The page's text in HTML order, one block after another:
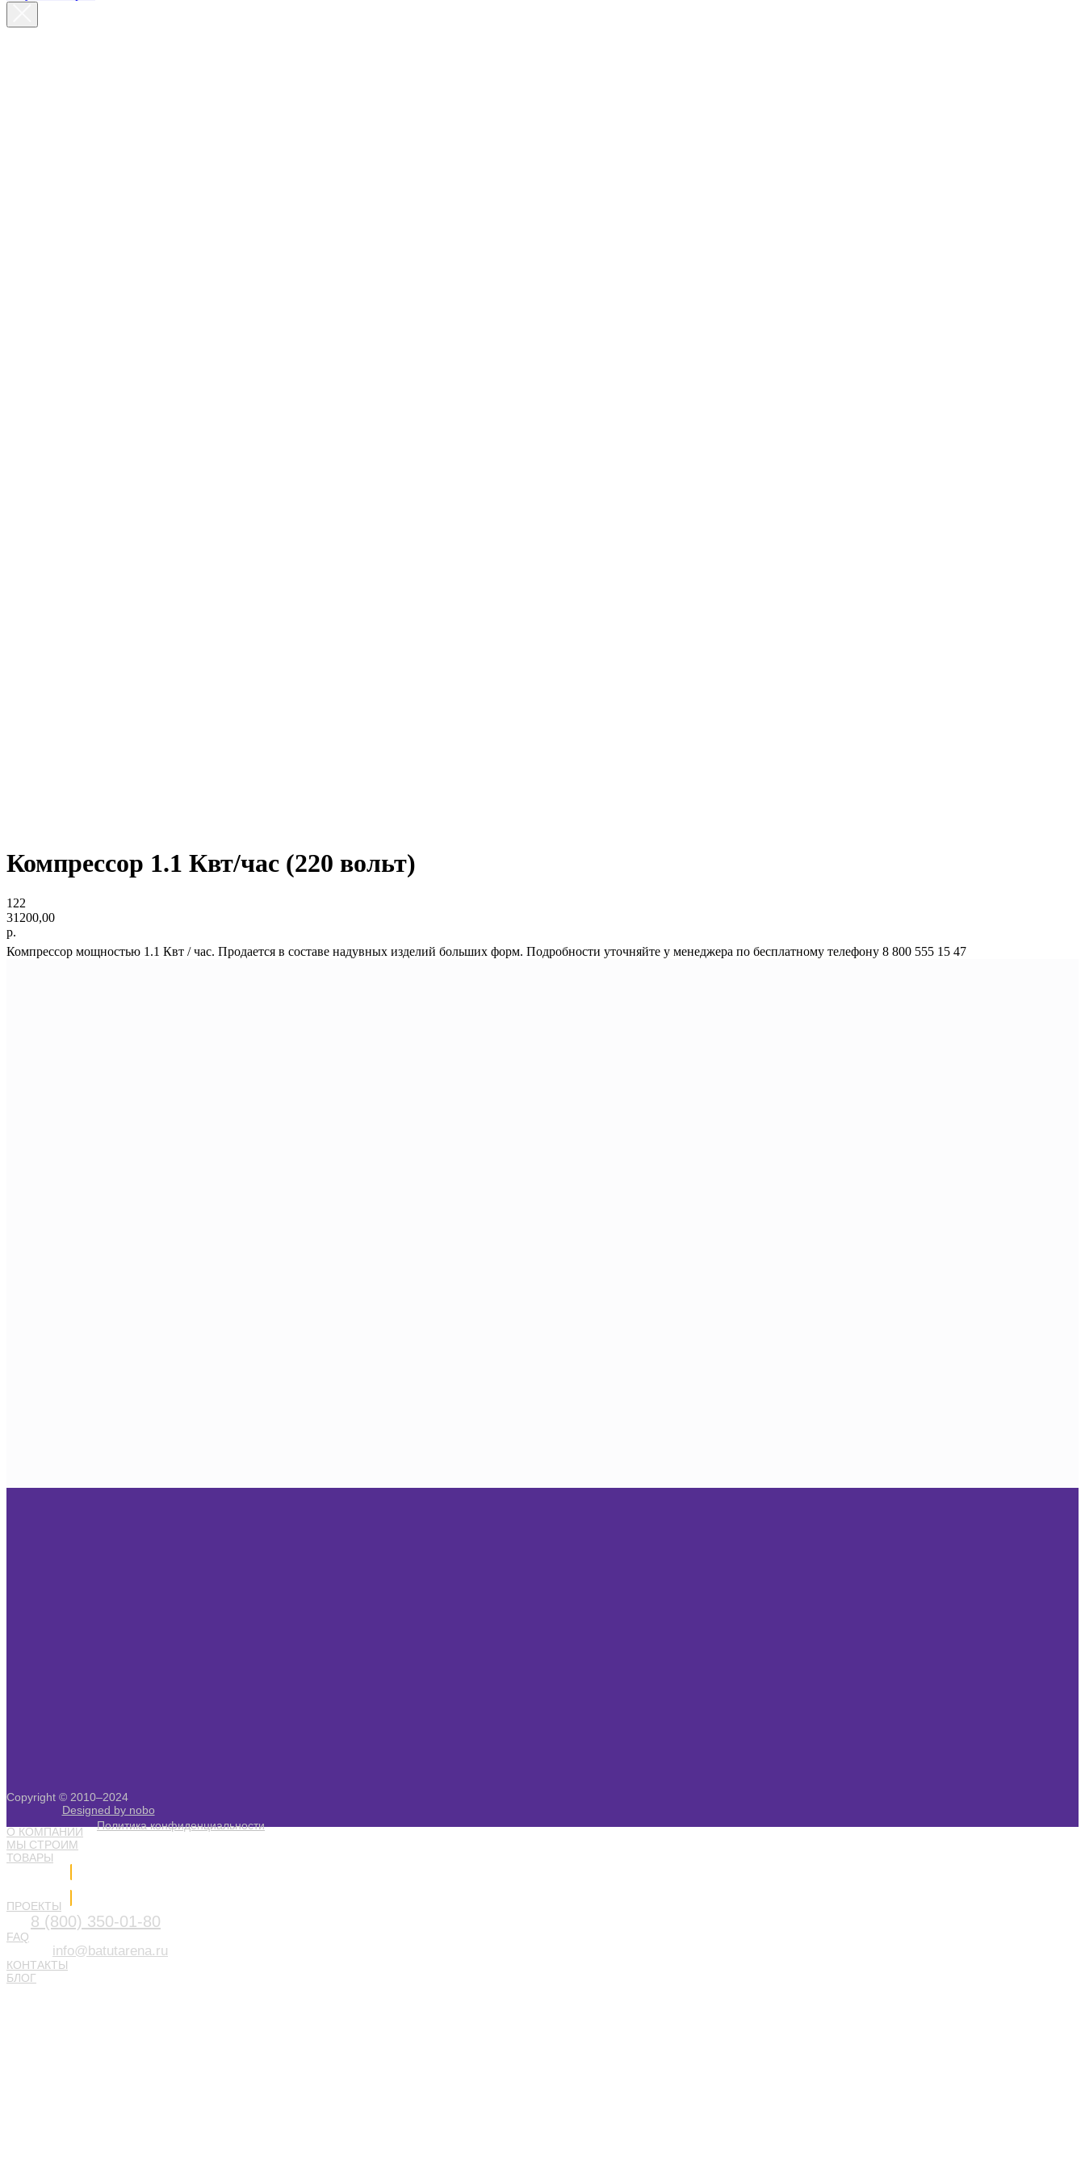
Компрессор 1.1 Квт/час (220 вольт)
122
31200,00
р.
Компрессор мощностью 1.1 Квт / час. Продается в составе надувных изделий больших форм. Подробности уточняйте у менеджера по бесплатному телефону 8 800 555 15 47
О КОМПАНИИ
МЫ СТРОИМ
ТОВАРЫ
ПРОЕКТЫ
8 (800) 350-01-80
FAQ
info@batutarena.ru
КОНТАКТЫ
БЛОГ
Copyright © 2010–2024
Designed by nobo
Политика конфиденциальности